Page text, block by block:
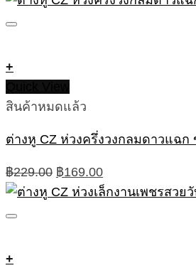
+
สินค้าหมดแล้ว
ต่างหู CZ ห่วงครึ่งวงกลมดาวแฉก
฿229.00 Original
price
฿169.00Current
price
+